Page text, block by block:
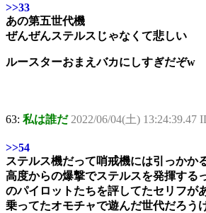
>>33
あの第五世代機
ぜんぜんステルスじゃなくて悲しい
ルースターおまえバカにしすぎだぞw
63: 私は誰だ 2022/06/04(土) 13:24:39.47
>>54
ステルス機だって哨戒機には引っかか
高度からの爆撃でステルスを発揮する
のパイロットたちを評してたセリフが
乗ってたオモチャで遊んだ世代だろう